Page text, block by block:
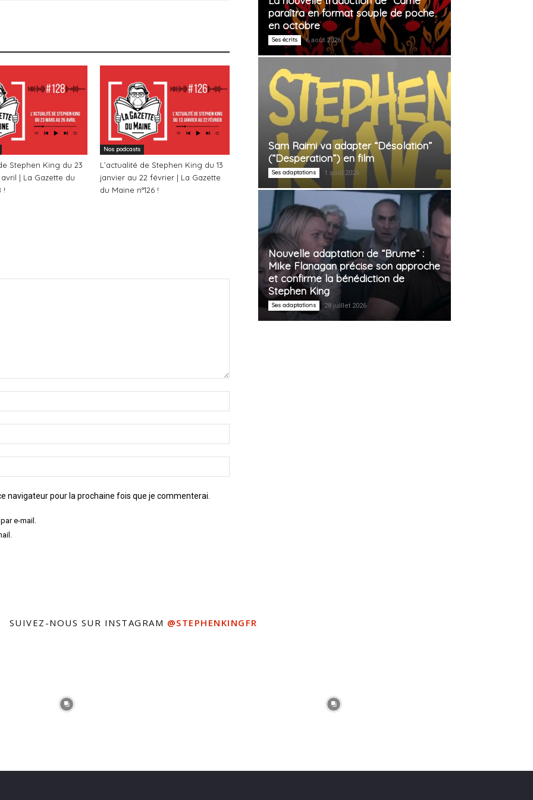
Stephen King du 23
| La Gazette du
!
Nos podcasts
L’actualité de Stephen King du 13
janvier au 22 février | La Gazette
du Maine n°126 !
navigateur pour la prochaine fois que je commenterai.
e-mail.
paraîtra en format souple de poche
en octobre
Ses écrits 6 août 2026
Sam Raimi va adapter “Désolation”
(“Desperation”) en film
Ses adaptations 1 août 2026
Nouvelle adaptation de “Brume” :
Mike Flanagan précise son approche
et confirme la bénédiction de
Stephen King
Ses adaptations 28 juillet 2026
SUIVEZ-NOUS SUR INSTAGRAM @STEPHENKINGFR